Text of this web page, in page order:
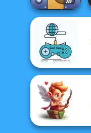
Free the Ball